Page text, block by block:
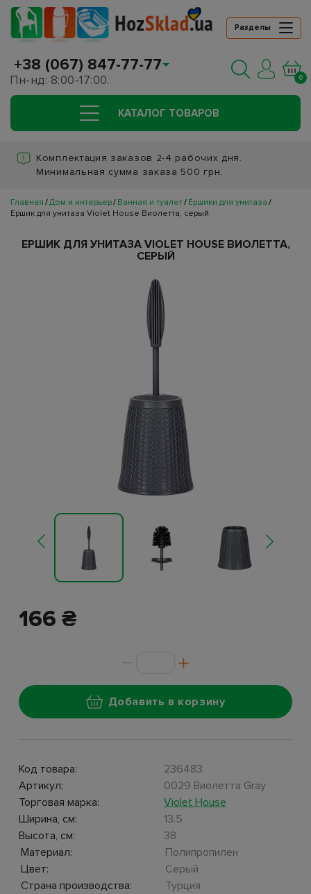
Разделы
+38 (067) 847-77-77
Пн-нд: 8:00-17:00. 0
КАТАЛОГ ТОВАРОВ
Комплектация заказов 2-4 рабочих дня.
Минимальная сумма заказа 500 грн.
Главная Дом и интерьер Ванная и туалет Ёршики для унитаза
Ершик для унитаза Violet House Виолетта, серый
ЕРШИК ДЛЯ УНИТАЗА VIOLET HOUSE ВИОЛЕТТА,
СЕРЫЙ
166 ₴
Добавить в корзину
Код товара:
236483
Артикул:
0029 Виолетта Gray
Торговая марка:
Violet House
Ширина, см:
13.5
Высота, см:
38
Материал:
Полипропилен
Цвет:
Серый
Страна производства:
Турция